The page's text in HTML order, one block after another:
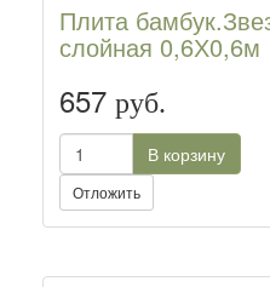
Плита
слойная 0,6Х0,6м
657 руб.
В корзину
Отложить